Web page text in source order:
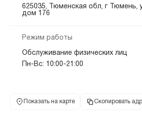
625035, Тюменская обл, г Тюмень,
дом 176
Режим работы
Обслуживание физических лиц
Пн-Вс: 10:00-21:00
Показать на карте Скопировать